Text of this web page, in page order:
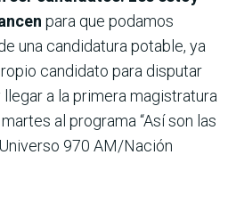
para que podamos
una candidatura potable, ya
candidato para disputar
a la primera magistratura
al programa “Así son las
970 AM/Nación